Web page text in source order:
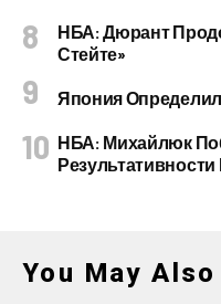
НБА: Дюрант
Стейте»
Япония
НБА: Михайлюк
You May